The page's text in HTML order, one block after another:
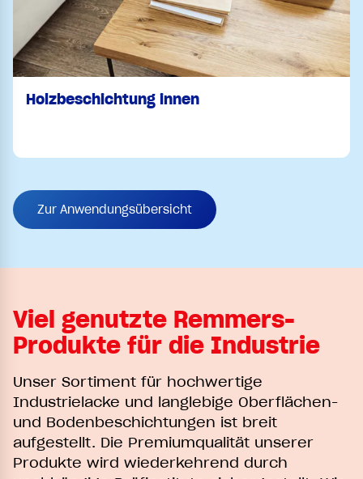
Holzbeschichtung innen
Zur Anwendungsübersicht
Viel genutzte Remmers-
Produkte für die Industrie
Unser Sortiment für hochwertige
Industrielacke und langlebige Oberflächen-
und Bodenbeschichtungen ist breit
aufgestellt. Die Premiumqualität unserer
Produkte wird wiederkehrend durch